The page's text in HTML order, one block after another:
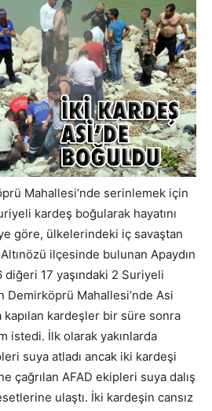
Mahallesi’nde serinlemek için
kardeş boğularak hayatını
göre, ülkelerindeki iç savaştan
ilçesinde bulunan Apaydın
diğeri 17 yaşındaki 2 Suriyeli
Demirköprü Mahallesi’nde Asi
kapılan kardeşler bir süre sonra
istedi. İlk olarak yakınlarda
suya atladı ancak iki kardeşi
çağrılan AFAD ekipleri suya dalış
ulaştı. İki kardeşin cansız